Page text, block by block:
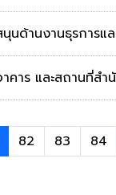
านงานธุรการแล
าร และสถานที่สำ
82 83 84